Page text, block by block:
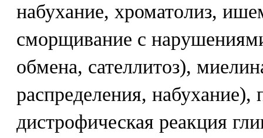
набухание, хроматолиз,
сморщивание с
обмена, сателлитоз),
распределения, набухание),
дистрофическая реакция